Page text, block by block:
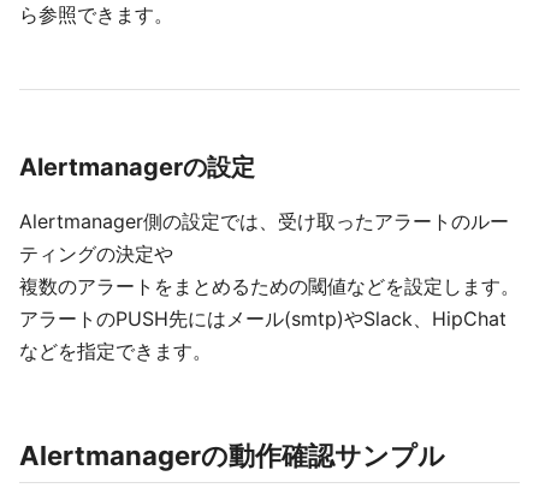
ら参照できます。
Alertmanagerの設定
Alertmanager側の設定では、受け取ったアラートのルー
ティングの決定や
複数のアラートをまとめるための閾値などを設定します。
アラートのPUSH先にはメール(smtp)やSlack、HipChat
などを指定できます。
Alertmanagerの動作確認サンプル